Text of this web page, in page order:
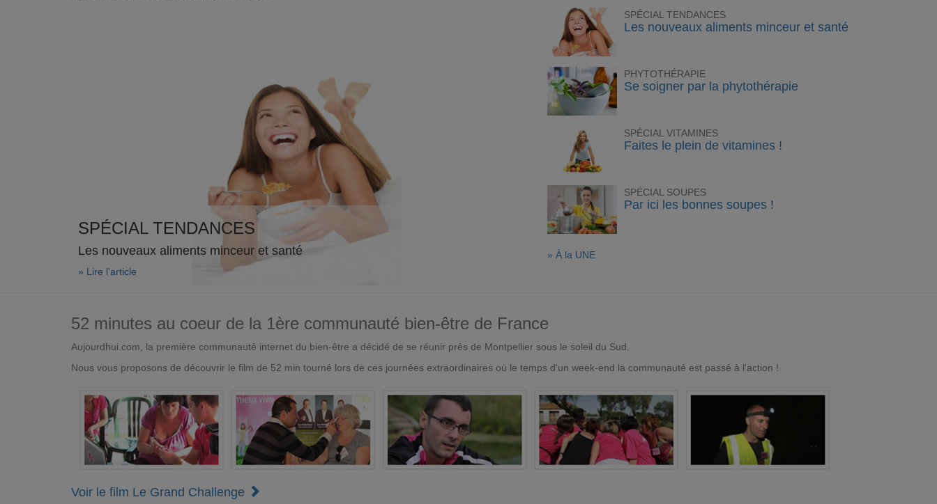
SPÉCIAL TENDANCES
Les nouveaux aliments minceur et santé
» Lire l'article
SPÉCIAL TENDANCES
Les nouveaux aliments minceur et santé
PHYTOTHÉRAPIE
Se soigner par la phytothérapie
SPÉCIAL VITAMINES
Faites le plein de vitamines !
SPÉCIAL SOUPES
Par ici les bonnes soupes !
» À la UNE
52 minutes au coeur de la 1ère communauté bien-être de France
Aujourdhui.com, la première communauté internet du bien-être a décidé de se réunir près de Montpellier sous le soleil du Sud.
Nous vous proposons de découvrir le film de 52 min tourné lors de ces journées extraordinaires où le temps d'un week-end la communauté est passé à l'action !
Voir le film Le Grand Challenge